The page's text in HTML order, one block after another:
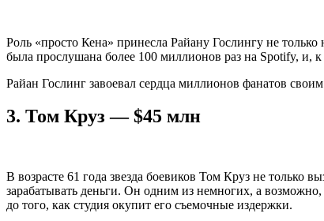
Роль «просто Кена» принесла Райану Гослингу не
была прослушана более 100 миллионов раз на Spotify, и,
Райан Гослинг завоевал сердца миллионов фанатов
3. Том Круз — $45 млн
В возрасте 61 года звезда боевиков Том Круз не только
зарабатывать деньги. Он одним из немногих, а
до того, как студия окупит его съемочные издержки.